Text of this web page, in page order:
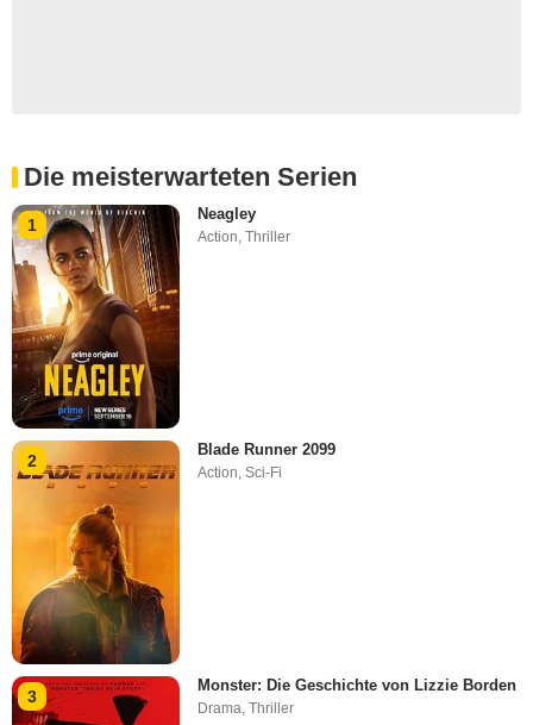
Die meisterwarteten Serien
1
Neagley
Action ,Thriller
2
Blade Runner 2099
Action,Sci-Fi
3
Monster: Die Geschichte von Lizzie Borden
Drama,Thriller